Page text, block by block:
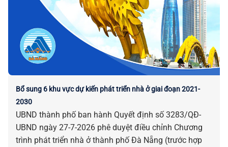
Bổ sung 6 khu vực dự kiến phát triển nhà ở giai đoạn 2021-
2030
UBND thành phố ban hành Quyết định số 3283/QĐ-
UBND ngày 27-7-2026 phê duyệt điều chỉnh Chương
trình phát triển nhà ở thành phố Đà Nẵng (trước hợp